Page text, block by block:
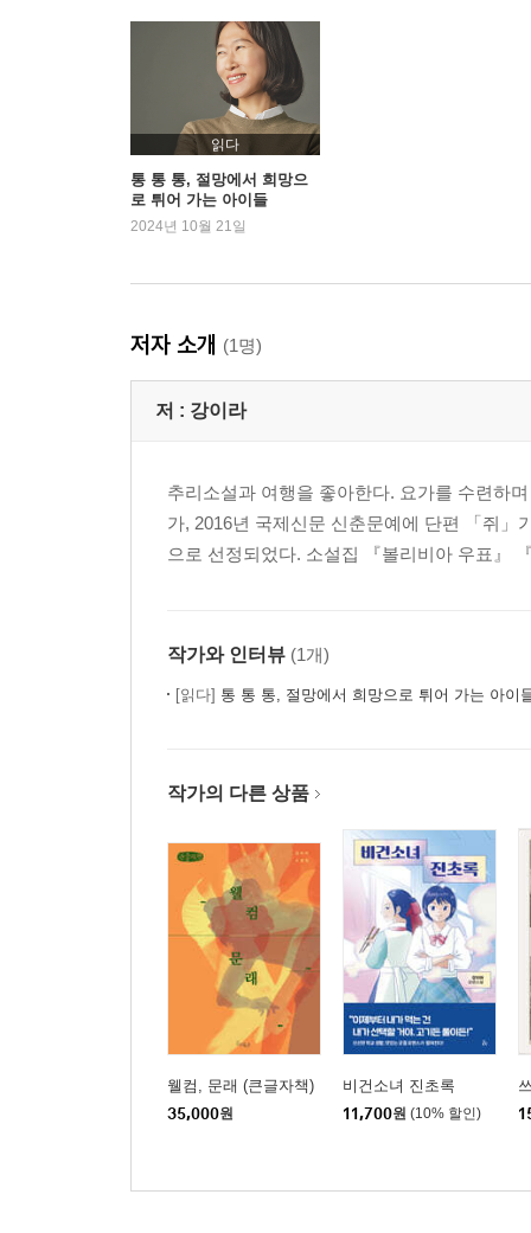
거꾸로 선 나무
두 개의 이름
쌍둥이의 방
엄마의 비밀 메시지
나는 나
언젠가 다시
제자리멀리뛰기
여름방학
작가 노트
추리소설 더 읽기
읽다
통 통 통, 절망에서 희망으
로 튀어 가는 아이들
2024년 10월 21일
저자 소개 (1명)
저 : 강이라
추리소설과 여행을 좋아한다. 요가를 수련하
가, 2016년 국제신문 신춘문예에 단편 「쥐
으로 선정되었다. 소설집 『볼리비아 우표』
작가와 인터뷰 (1개)
[읽다] 통 통 통, 절망에서 희망으로 튀어 가는 아이
작가의 다른 상품
웰컴, 문래 (큰글자책)
35,000원
비건소녀 진초록
11,700원 (10% 할인)